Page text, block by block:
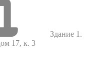
Здание 1.
17, к. 3